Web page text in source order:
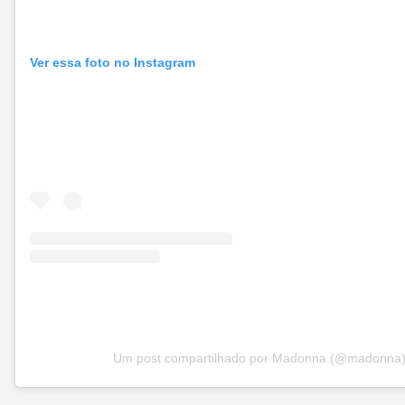
Ver essa foto no Instagram
Um post compartilhado por Madonna (@madonna)